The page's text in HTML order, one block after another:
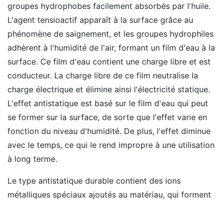
groupes hydrophobes facilement absorbés par l'huile.
L'agent tensioactif apparaît à la surface grâce au
phénomène de saignement, et les groupes hydrophiles
adhèrent à l'humidité de l'air, formant un film d'eau à la
surface. Ce film d'eau contient une charge libre et est
conducteur. La charge libre de ce film neutralise la
charge électrique et élimine ainsi l'électricité statique.
L'effet antistatique est basé sur le film d'eau qui peut
se former sur la surface, de sorte que l'effet varie en
fonction du niveau d'humidité. De plus, l'effet diminue
avec le temps, ce qui le rend impropre à une utilisation
à long terme.
Le type antistatique durable contient des ions
métalliques spéciaux ajoutés au matériau, qui forment